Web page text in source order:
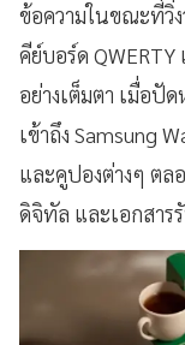
ข้อความในขณะที่วิ่
คีย์บอร์ด
อย่างเต็มตา เมื่อปั
เข้าถึง Samsung
และคูปองต่างๆ ต
ดิจิทัล และเอกสาร